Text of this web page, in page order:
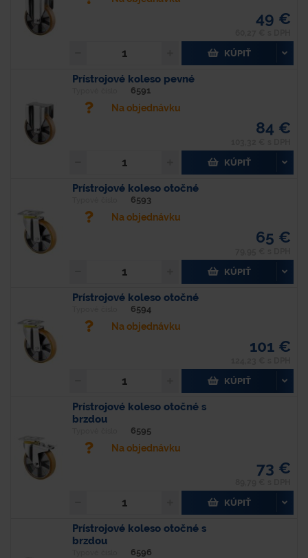
49 €
KÚPIŤ
Prístrojové koleso pevné
6591
Na objednávku
84 €
KÚPIŤ
Prístrojové koleso otočné
6593
Na objednávku
65 €
KÚPIŤ
Prístrojové koleso otočné
6594
Na objednávku
101 €
KÚPIŤ
Prístrojové koleso otočné s
brzdou
6595
Na objednávku
73 €
KÚPIŤ
Prístrojové koleso otočné s
brzdou
6596